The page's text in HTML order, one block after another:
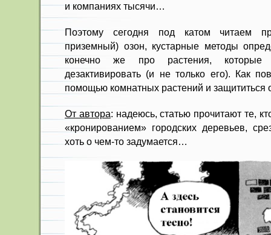
и компаниях тысячи…
Поэтому сегодня под катом читаем
приземный) озон, кустарные методы
конечно же про растения, которые
дезактивировать (и не только его). Как
помощью комнатных растений и защититься
От автора: надеюсь, статью прочитают те,
«кронированием» городских деревьев,
хоть о чем-то задумается…